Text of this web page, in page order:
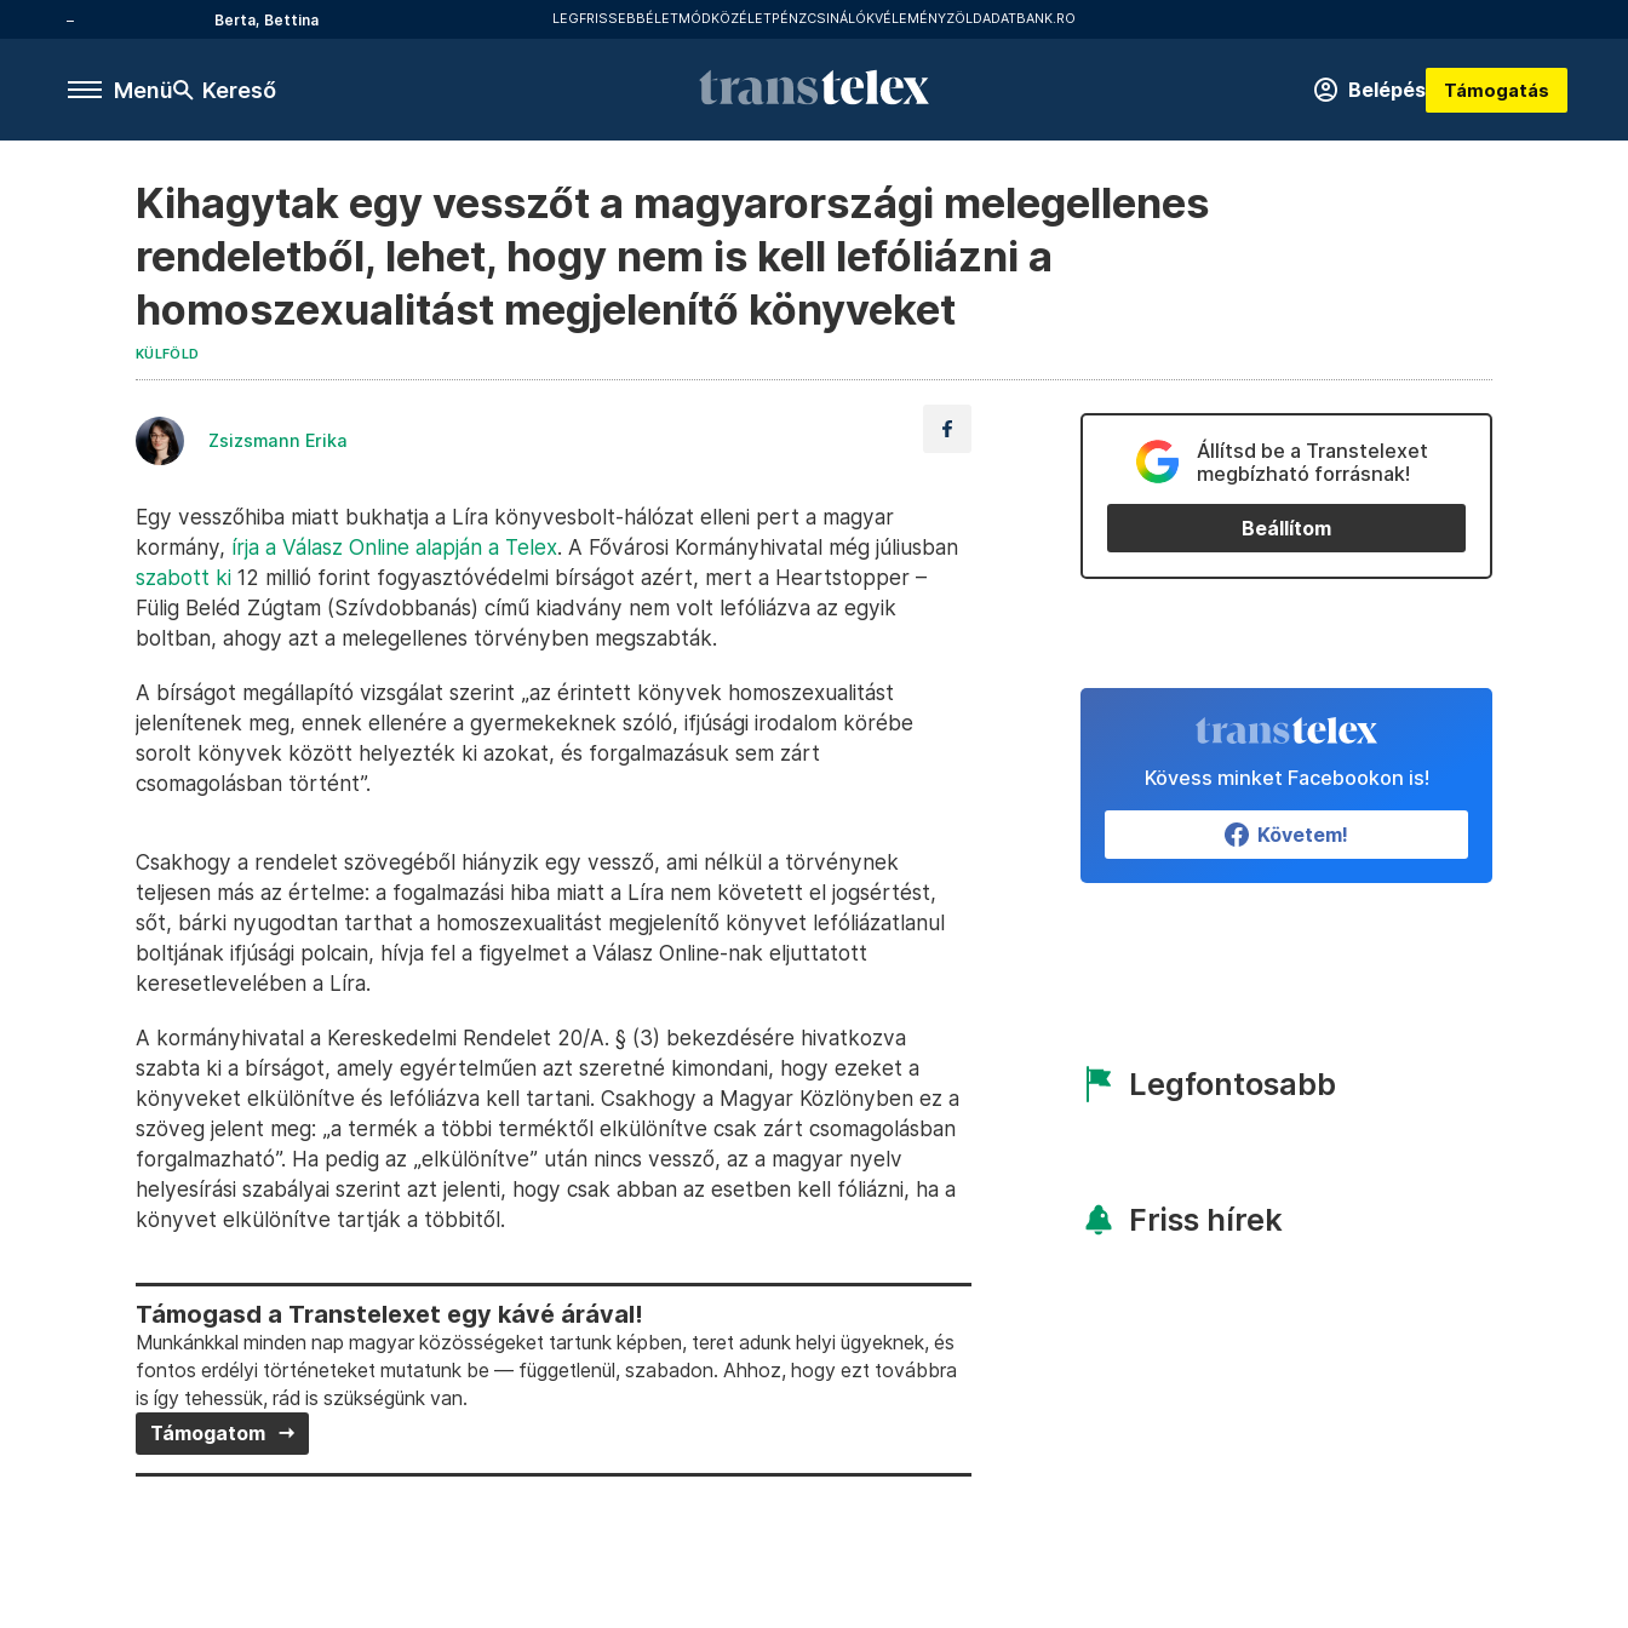
Berta, Bettina LEGFRISSEBBÉLETMÓDKÖZÉLETPÉNZCSINÁLÓKVÉLEMÉNYZÖLDADATBANK.RO
Menü Kereső Belépés Támogatás
Kihagytak egy vesszőt a magyarországi melegellenes
rendeletből, lehet, hogy nem is kell lefóliázni a
homoszexualitást megjelenítő könyveket
KÜLFÖLD
Zsizsmann Erika
Egy vesszőhiba miatt bukhatja a Líra könyvesbolt-hálózat elleni pert a magyar
kormány, írja a Válasz Online alapján a Telex. A Fővárosi Kormányhivatal még júliusban
szabott ki 12 millió forint fogyasztóvédelmi bírságot azért, mert a Heartstopper –
Fülig Beléd Zúgtam (Szívdobbanás) című kiadvány nem volt lefóliázva az egyik
boltban, ahogy azt a melegellenes törvényben megszabták.
A bírságot megállapító vizsgálat szerint „az érintett könyvek homoszexualitást
jelenítenek meg, ennek ellenére a gyermekeknek szóló, ifjúsági irodalom körébe
sorolt könyvek között helyezték ki azokat, és forgalmazásuk sem zárt
csomagolásban történt”.
Csakhogy a rendelet szövegéből hiányzik egy vessző, ami nélkül a törvénynek
teljesen más az értelme: a fogalmazási hiba miatt a Líra nem követett el jogsértést,
sőt, bárki nyugodtan tarthat a homoszexualitást megjelenítő könyvet lefóliázatlanul
boltjának ifjúsági polcain, hívja fel a figyelmet a Válasz Online-nak eljuttatott
keresetlevelében a Líra.
A kormányhivatal a Kereskedelmi Rendelet 20/A. § (3) bekezdésére hivatkozva
szabta ki a bírságot, amely egyértelműen azt szeretné kimondani, hogy ezeket a
könyveket elkülönítve és lefóliázva kell tartani. Csakhogy a Magyar Közlönyben ez a
szöveg jelent meg: „a termék a többi terméktől elkülönítve csak zárt csomagolásban
forgalmazható”. Ha pedig az „elkülönítve” után nincs vessző, az a magyar nyelv
helyesírási szabályai szerint azt jelenti, hogy csak abban az esetben kell fóliázni, ha a
könyvet elkülönítve tartják a többitől.
Támogasd a Transtelexet egy kávé árával!
Munkánkkal minden nap magyar közösségeket tartunk képben, teret adunk helyi ügyeknek, és
fontos erdélyi történeteket mutatunk be — függetlenül, szabadon. Ahhoz, hogy ezt továbbra
is így tehessük, rád is szükségünk van.
Támogatom
Állítsd be a Transtelexet
megbízható forrásnak!
Beállítom
Kövess minket Facebookon is!
Követem!
Legfontosabb
Friss hírek